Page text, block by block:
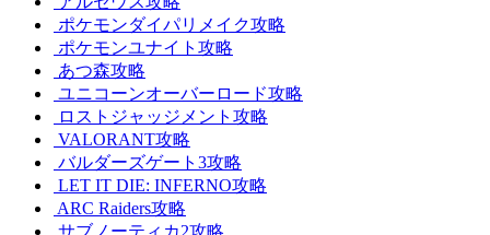
ポケモンダイパリメイク攻略
ポケモンユナイト攻略
あつ森攻略
ユニコーンオーバーロード攻略
ロストジャッジメント攻略
VALORANT攻略
バルダーズゲート3攻略
LET IT DIE: INFERNO攻略
ARC Raiders攻略
サブノーティカ2攻略